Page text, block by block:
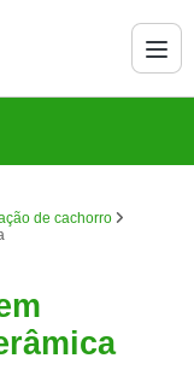
de cachorro